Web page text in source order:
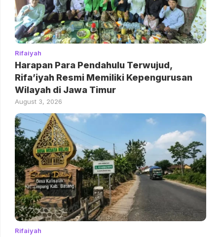
Rifaiyah
Harapan Para Pendahulu Terwujud,
Rifa’iyah Resmi Memiliki Kepengurusan
Wilayah di Jawa Timur
August 3, 2026
Rifaiyah